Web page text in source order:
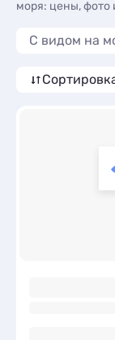
моря: цены, фото
вариантов, от
С видом на